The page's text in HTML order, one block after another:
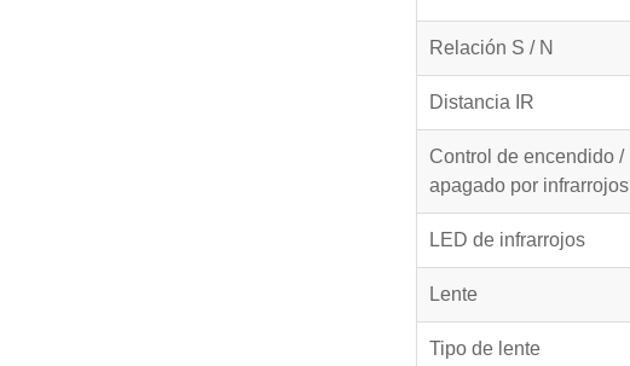
Relación S / N
Distancia IR
Control de encendido /
apagado por infrarrojos
LED de infrarrojos
Lente
Tipo de lente